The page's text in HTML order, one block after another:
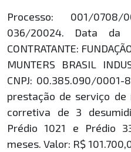
Processo: 001/0708/
036/20024. Data da
CONTRATANTE:
MUNTERS BRASIL
CNPJ: 00.385.090/
prestação de serviço
corretiva de 3
Prédio 1021 e Prédio
meses. Valor: R$